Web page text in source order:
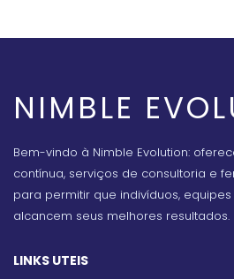
NIMBLE
Bem-vindo à Nimble Evolution:
contínua, serviços de consultoria e
para permitir que indivíduos,
alcancem seus melhores resultados.
LINKS UTEIS